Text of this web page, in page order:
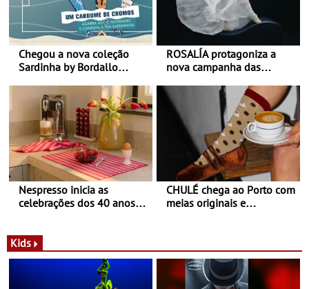
Chegou a nova coleção
Sardinha by Bordallo
ROSALÍA protagoniza a
nova campanha das
Balance
Nespresso inicia as
celebrações dos 40 anos
Novas - Edição limitada
Nespresso x Torres Novas
CHULÉ chega ao Porto com
meias originais e
Shopping
Kids